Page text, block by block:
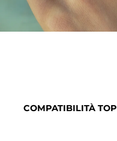
COMPATIBILITÀ TOP